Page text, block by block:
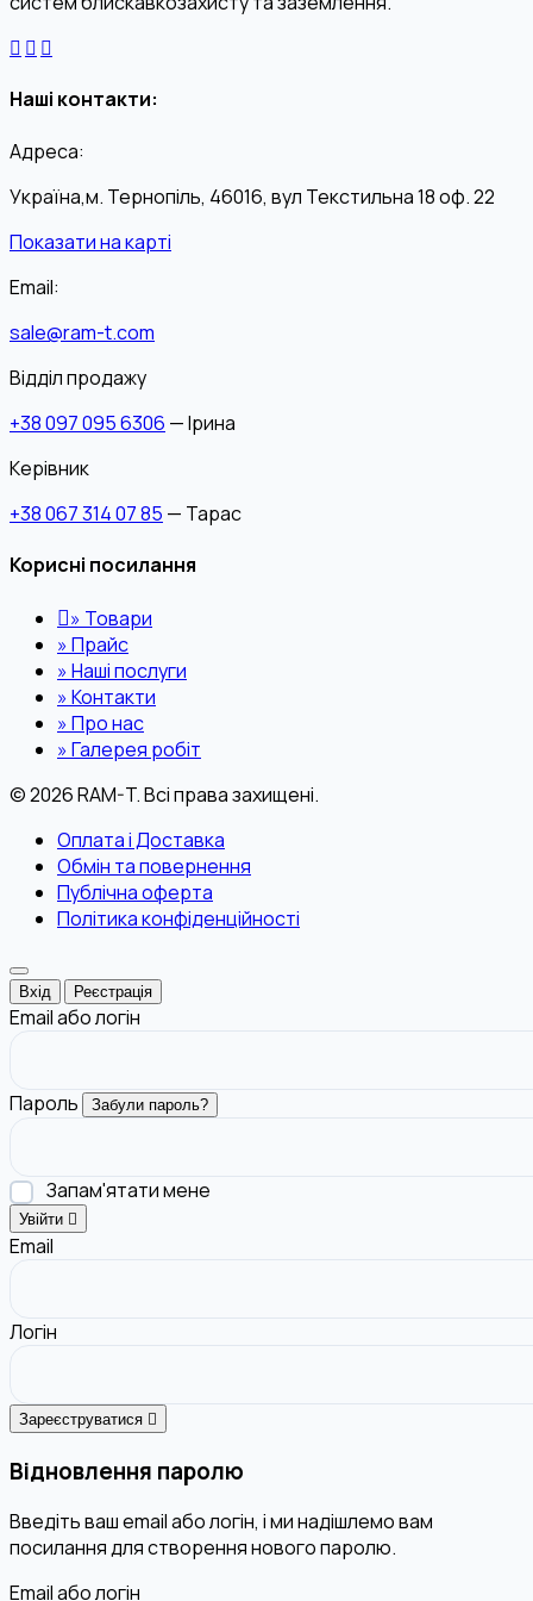
Наші контакти:
Адреса:
Україна,м. Тернопіль, 46016, вул Текстильна 18 оф. 22
Показати на карті
Email:
sale@ram-t.com
Відділ продажу
+38 097 095 6306 — Ірина
Керівник
+38 067 314 07 85 — Тарас
Корисні посилання
» Товари
»Прайс
»Наші послуги
»Контакти
»Про нас
»Галерея робіт
© 2026 RAM-T. Всі права захищені.
Оплата і Доставка
Обмін та повернення
Публічна оферта
Політика конфіденційності
Вхід Реєстрація
Email або логін
Пароль Забули пароль?
Запам'ятати мене
Увійти
Email
Логін
Зареєструватися
Відновлення паролю
Введіть ваш email або логін, і ми надішлемо вам
посилання для створення нового паролю.
Email або логін